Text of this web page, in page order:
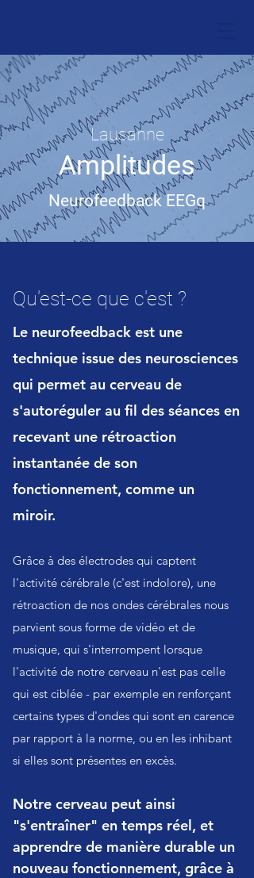
Qu'est-ce que c'est ?
Le neurofeedback est une
technique issue des neurosciences
qui permet au cerveau de
s'autoréguler au fil des séances en
recevant une rétroaction
instantanée de son
fonctionnement, comme un
miroir.
Grâce à des électrodes qui captent
l'activité cérébrale (c'est indolore), une
rétroaction de nos ondes cérébrales nous
parvient sous forme de vidéo et de
musique, qui s'interrompent lorsque
l'activité de notre cerveau n'est pas celle
qui est ciblée - par exemple en renforçant
certains types d'ondes qui sont en carence
par rapport à la norme, ou en les inhibant
si elles sont présentes en excès.
Notre cerveau peut ainsi
"s'entraîner" en temps réel, et
apprendre de manière durable un
nouveau fonctionnement, grâce à
Lausanne
Amplitudes
Neurofeedback EEGq